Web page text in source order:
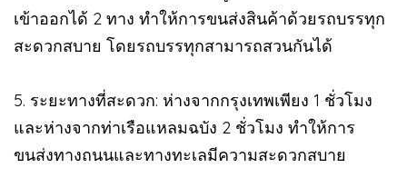
เข้าออกได้ 2 ทาง ทำให้การขนส่งสินค้าด้วยรถบรรทุก
สะดวกสบาย โดยรถบรรทุกสามารถสวนกันได้
5. ระยะทางที่สะดวก: ห่างจากกรุงเทพเพียง 1 ชั่วโมง
และห่างจากท่าเรือแหลมฉบัง 2 ชั่วโมง ทำให้การ
ขนส่งทางถนนและทางทะเลมีความสะดวกสบาย